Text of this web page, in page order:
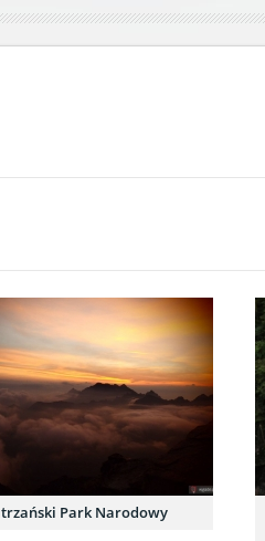
Park Narodowy